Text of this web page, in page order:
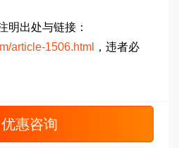
明出处与链接：
article-1506.html
，违者必
优惠咨询